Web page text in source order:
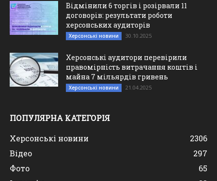
Відмінили 6 торгів і розірвали 11
договорів: результати роботи
херсонських аудиторів
Херсонські новини 30.10.2025
Херсонські аудитори перевірили
правомірність витрачання коштів і
майна 7 мільярдів гривень
Херсонські новини 21.04.2025
ПОПУЛЯРНА КАТЕГОРІЯ
Херсонські новини
2306
Відео
297
Фото
65